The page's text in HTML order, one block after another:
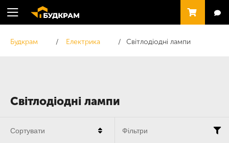
Світлодіодні лампи
Будкрам Електрика Світлодіодні лампи
Сортувати Фільтри